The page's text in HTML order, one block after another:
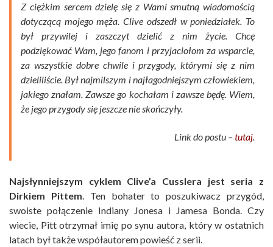
Z ciężkim sercem dzielę się z Wami smutną wiadomością
dotyczącą mojego męża. Clive odszedł w poniedziałek. To
był przywilej i zaszczyt dzielić z nim życie. Chcę
podziękować Wam, jego fanom i przyjaciołom za wsparcie,
za wszystkie dobre chwile i przygody, którymi się z nim
dzieliliście. Był najmilszym i najłagodniejszym człowiekiem,
jakiego znałam. Zawsze go kochałam i zawsze będę. Wiem,
że jego przygody się jeszcze nie skończyły.
Link do postu –tutaj.
Najsłynniejszym cyklem Clive’a Cusslera jest seria z
Dirkiem Pittem. Ten bohater to poszukiwacz przygód,
swoiste połączenie Indiany Jonesa i Jamesa Bonda. Czy
wiecie, Pitt otrzymał imię po synu autora, który w ostatnich
latach był także współautorem powieść z serii.